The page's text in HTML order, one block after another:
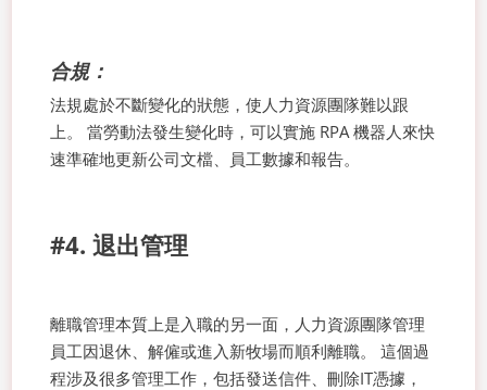
合規：
法規處於不斷變化的狀態，使人力資源團隊難以跟
上。 當勞動法發生變化時，可以實施 RPA 機器人來快
速準確地更新公司文檔、員工數據和報告。
#4. 退出管理
離職管理本質上是入職的另一面，人力資源團隊管理
員工因退休、解僱或進入新牧場而順利離職。 這個過
程涉及很多管理工作，包括發送信件、刪除IT憑據，